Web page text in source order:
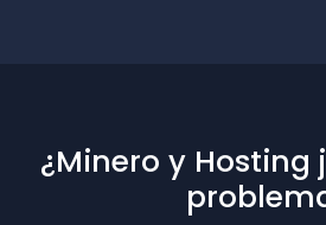
¿Minero y Hosting